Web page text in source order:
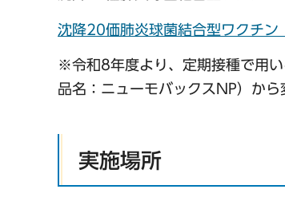
沈降20価肺炎球菌結合型ワクチン
※令和8年度より、定期接種で用
品名：ニューモバックスNP）から
実施場所